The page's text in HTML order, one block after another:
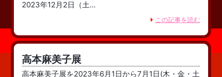
2023年12月2日（土...
この記事を読む
高本麻美子展
高本麻美子展を2023年6月1日から7月1日(木・金・土